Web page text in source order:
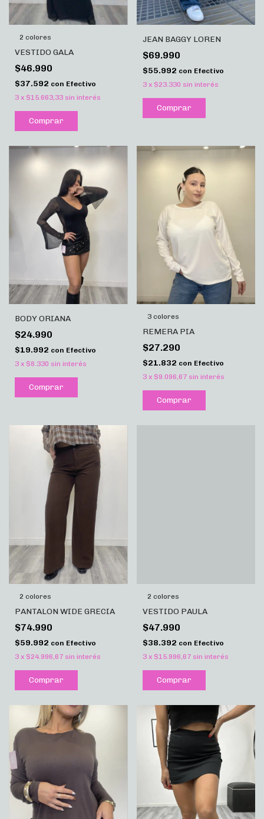
2 colores
VESTIDO GALA
$46.990
$37.592 con Efectivo
3 x $15.663,33 sin interés
Comprar
JEAN BAGGY LOREN
$69.990
$55.992 con Efectivo
3 x $23.330 sin interés
Comprar
BODY ORIANA
$24.990
$19.992 con Efectivo
3 x $8.330 sin interés
Comprar
3 colores
REMERA PIA
$27.290
$21.832 con Efectivo
3 x $9.096,67 sin interés
Comprar
2 colores
PANTALON WIDE GRECIA
$74.990
$59.992 con Efectivo
3 x $24.996,67 sin interés
Comprar
2 colores
VESTIDO PAULA
$47.990
$38.392 con Efectivo
3 x $15.996,67 sin interés
Comprar